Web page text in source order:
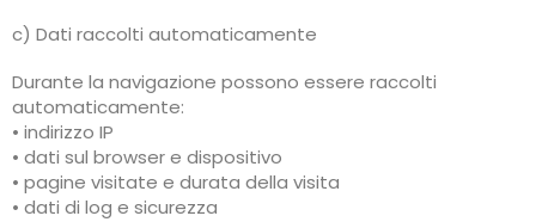
c) Dati raccolti automaticamente
Durante la navigazione possono essere raccolti
automaticamente:
• indirizzo IP
• dati sul browser e dispositivo
• pagine visitate e durata della visita
• dati di log e sicurezza